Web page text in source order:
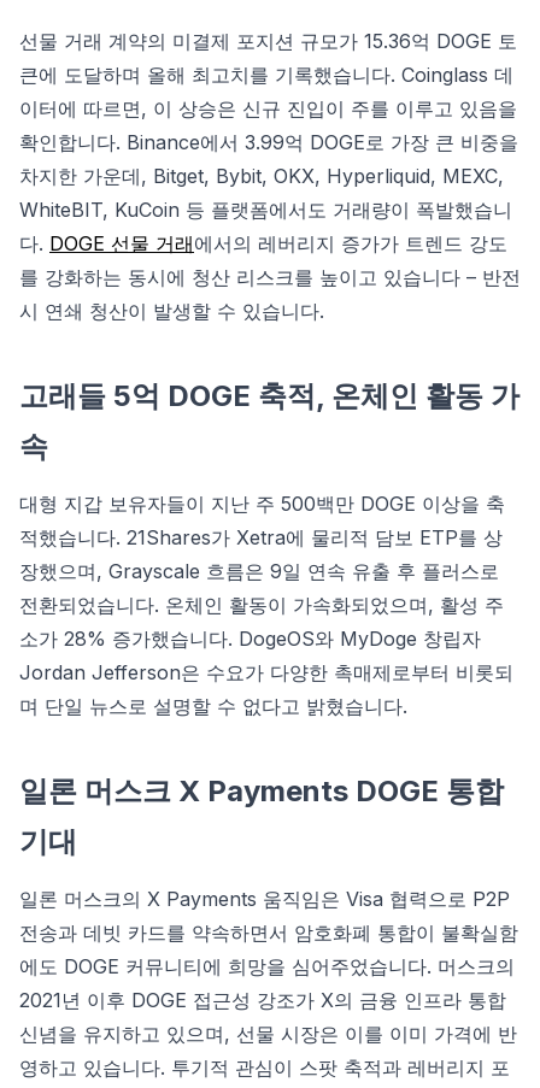
선물 거래 계약의 미결제 포지션 규모가 15.36억 DOGE 토
큰에 도달하며 올해 최고치를 기록했습니다. Coinglass 데
이터에 따르면, 이 상승은 신규 진입이 주를 이루고 있음을
확인합니다. Binance에서 3.99억 DOGE로 가장 큰 비중을
차지한 가운데, Bitget, Bybit, OKX, Hyperliquid, MEXC,
WhiteBIT, KuCoin 등 플랫폼에서도 거래량이 폭발했습니
다. DOGE 선물 거래에서의 레버리지 증가가 트렌드 강도
를 강화하는 동시에 청산 리스크를 높이고 있습니다 – 반전
시 연쇄 청산이 발생할 수 있습니다.
고래들 5억 DOGE 축적, 온체인 활동 가
속
대형 지갑 보유자들이 지난 주 500백만 DOGE 이상을 축
적했습니다. 21Shares가 Xetra에 물리적 담보 ETP를 상
장했으며, Grayscale 흐름은 9일 연속 유출 후 플러스로
전환되었습니다. 온체인 활동이 가속화되었으며, 활성 주
소가 28% 증가했습니다. DogeOS와 MyDoge 창립자
Jordan Jefferson은 수요가 다양한 촉매제로부터 비롯되
며 단일 뉴스로 설명할 수 없다고 밝혔습니다.
일론 머스크 X Payments DOGE 통합
기대
일론 머스크의 X Payments 움직임은 Visa 협력으로 P2P
전송과 데빗 카드를 약속하면서 암호화폐 통합이 불확실함
에도 DOGE 커뮤니티에 희망을 심어주었습니다. 머스크의
2021년 이후 DOGE 접근성 강조가 X의 금융 인프라 통합
신념을 유지하고 있으며, 선물 시장은 이를 이미 가격에 반
영하고 있습니다. 투기적 관심이 스팟 축적과 레버리지 포